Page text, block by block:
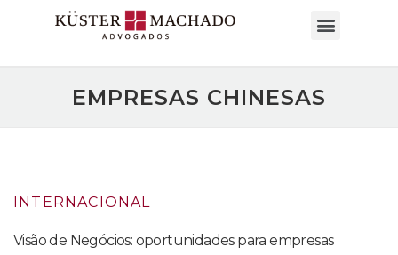
EMPRESAS CHINESAS
INTERNACIONAL
Visão de Negócios: oportunidades para empresas